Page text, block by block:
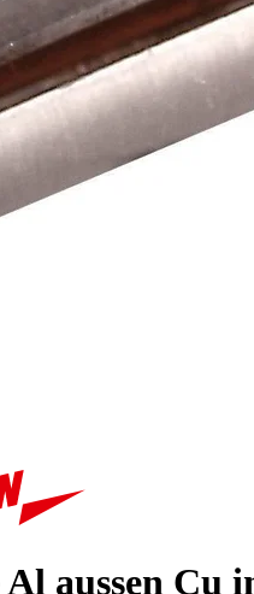
aussen Cu